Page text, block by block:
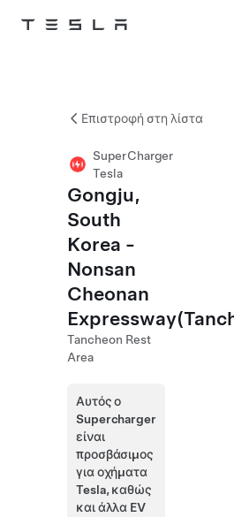
Tesla
Επιστροφή στη λίστα
SuperCharger
Tesla
Gongju,
South
Korea -
Nonsan
Cheonan
Tancheon Rest
Area
Αυτός ο
Supercharger
είναι
προσβάσιμος
για οχήματα
Tesla, καθώς
και άλλα EV